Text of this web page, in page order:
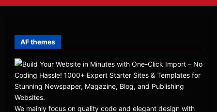
AF themes
We mainly focus on quality code and elegant design with